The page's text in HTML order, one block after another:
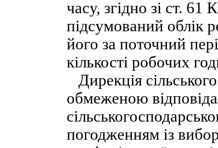
часу, згідно зі ст.
підсумований облік
його за поточний
кількості робочих
Дирекція
обмеженою
погодженням із